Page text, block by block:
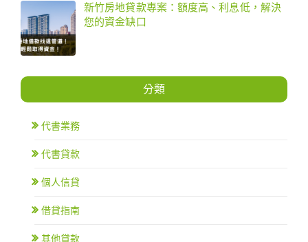
新竹房地貸款專案：額度高、利息低，解決
您的資金缺口
分類
代書業務
代書貸款
個人信貸
借貸指南
其他貸款